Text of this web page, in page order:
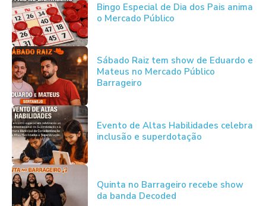
Bingo Especial de Dia dos Pais anima
o Mercado Público
Sábado Raiz tem show de Eduardo e
Mateus no Mercado Público
Barrageiro
Evento de Altas Habilidades celebra
inclusão e superdotação
Quinta no Barrageiro recebe show
da banda Decoded